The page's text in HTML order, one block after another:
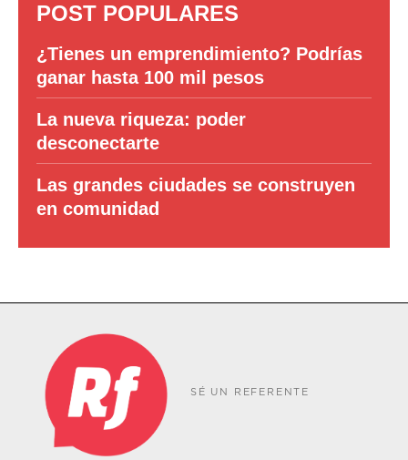
POST POPULARES
¿Tienes un emprendimiento? Podrías
ganar hasta 100 mil pesos
La nueva riqueza: poder
desconectarte
Las grandes ciudades se construyen
en comunidad
SÉ UN REFERENTE